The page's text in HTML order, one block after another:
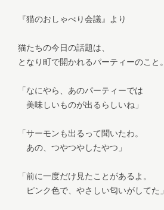
『猫のおしゃべり会議』より
猫たちの今日の話題は、
となり町で開かれるパーティーのこと。
「なにやら、あのパーティーでは
美味しいものが出るらしいね」
「サーモンも出るって聞いたわ。
あの、つやつやしたやつ」
「前に一度だけ見たことがあるよ。
ピンク色で、やさしい匂いがしてた」